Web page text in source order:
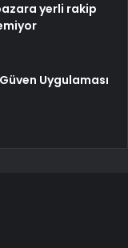
yerli rakip
Uygulaması